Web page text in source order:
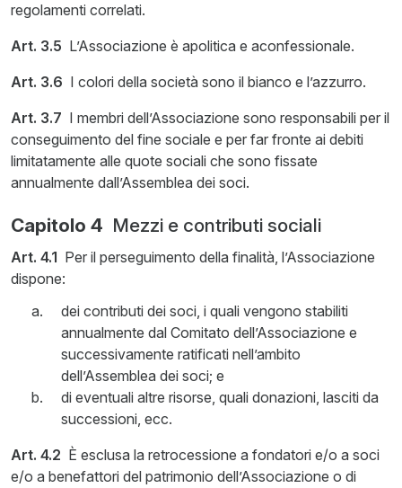
regolamenti correlati.
Art. 3.5 L’Associazione è apolitica e aconfessionale.
Art. 3.6 I colori della società sono il bianco e l’azzurro.
Art. 3.7 I membri dell’Associazione sono responsabili per il
conseguimento del fine sociale e per far fronte ai debiti
limitatamente alle quote sociali che sono fissate
annualmente dall’Assemblea dei soci.
Capitolo 4 Mezzi e contributi sociali
Art. 4.1 Per il perseguimento della finalità, l’Associazione
dispone:
dei contributi dei soci, i quali vengono stabiliti
annualmente dal Comitato dell’Associazione e
successivamente ratificati nell’ambito
dell’Assemblea dei soci; e
di eventuali altre risorse, quali donazioni, lasciti da
successioni, ecc.
Art. 4.2 È esclusa la retrocessione a fondatori e/o a soci
e/o a benefattori del patrimonio dell’Associazione o di